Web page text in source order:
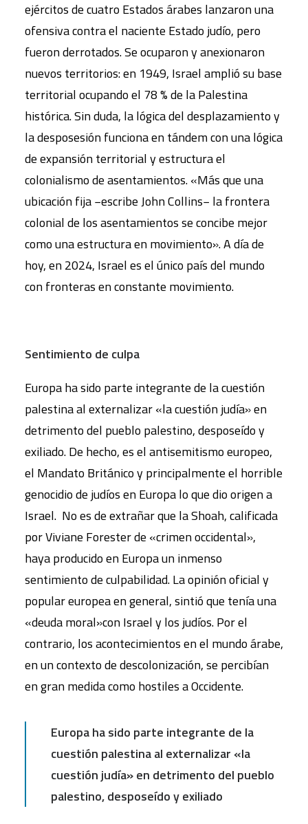
ejércitos de cuatro Estados árabes lanzaron una
ofensiva contra el naciente Estado judío, pero
fueron derrotados. Se ocuparon y anexionaron
nuevos territorios: en 1949, Israel amplió su base
territorial ocupando el 78 % de la Palestina
histórica. Sin duda, la lógica del desplazamiento y
la desposesión funciona en tándem con una lógica
de expansión territorial y estructura el
colonialismo de asentamientos. «Más que una
ubicación fija −escribe John Collins− la frontera
colonial de los asentamientos se concibe mejor
como una estructura en movimiento». A día de
hoy, en 2024, Israel es el único país del mundo
con fronteras en constante movimiento.
Sentimiento de culpa
Europa ha sido parte integrante de la cuestión
palestina al externalizar «la cuestión judía» en
detrimento del pueblo palestino, desposeído y
exiliado. De hecho, es el antisemitismo europeo,
el Mandato Británico y principalmente el horrible
genocidio de judíos en Europa lo que dio origen a
Israel. No es de extrañar que la Shoah, calificada
por Viviane Forester de «crimen occidental»,
haya producido en Europa un inmenso
sentimiento de culpabilidad. La opinión oficial y
popular europea en general, sintió que tenía una
«deuda moral»con Israel y los judíos. Por el
contrario, los acontecimientos en el mundo árabe,
en un contexto de descolonización, se percibían
en gran medida como hostiles a Occidente.
Europa ha sido parte integrante de la
cuestión palestina al externalizar «la
cuestión judía» en detrimento del pueblo
palestino, desposeído y exiliado